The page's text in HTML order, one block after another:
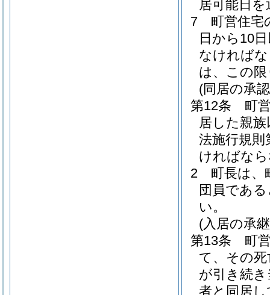
居可能日
7
町営住宅
日から10
なければ
は、この
(同居の承
第12条
町
居した親
法施行規
ければな
2
町長は、
団員であ
い。
(入居の承
第13条
町
て、その
が引き続
者と同居